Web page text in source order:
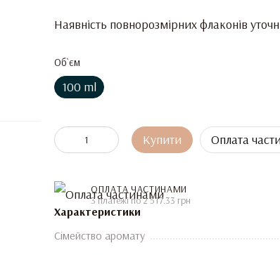
Наявність повнорозмірних флаконів
Об`єм
100 ml
Купити Оплата
ОПЛАТА ЧАСТИНАМИ
3 платежі по 2 517.33 грн
Характеристики
Сімейство аромату